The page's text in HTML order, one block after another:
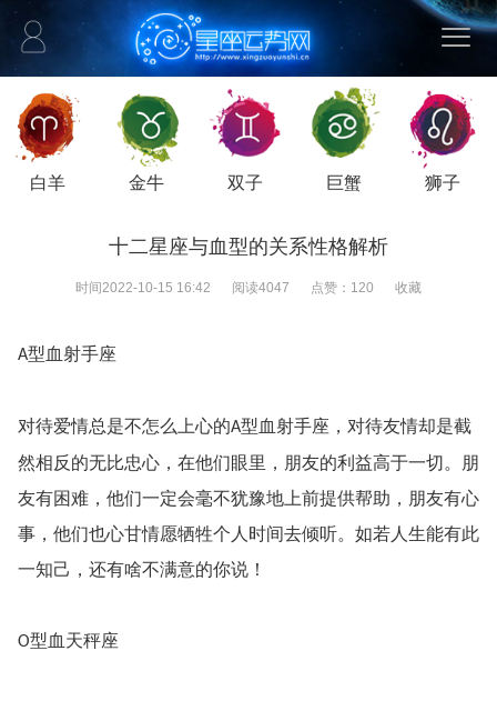
白羊 金牛 双子 巨蟹 狮子
十二星座与血型的关系性格解析
时间2022-10-15 16:42 阅读4047 点赞： 120 收藏
A型血射手座
对待爱情总是不怎么上心的A型血射手座，对待友情却是截
然相反的无比忠心，在他们眼里，朋友的利益高于一切。朋
友有困难，他们一定会毫不犹豫地上前提供帮助，朋友有心
事，他们也心甘情愿牺牲个人时间去倾听。如若人生能有此
一知己，还有啥不满意的你说！
O型血天秤座